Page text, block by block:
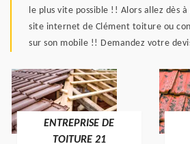
le plus vite possible !! Alors allez dès
site internet de Clément toiture ou
sur son mobile !! Demandez votre
ENTREPRISE DE
TOITURE 21